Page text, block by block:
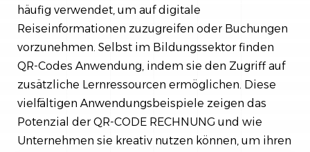
häufig verwendet, um auf digitale
Reiseinformationen zuzugreifen oder Buchungen
vorzunehmen. Selbst im Bildungssektor finden
QR-Codes Anwendung, indem sie den Zugriff auf
zusätzliche Lernressourcen ermöglichen. Diese
vielfältigen Anwendungsbeispiele zeigen das
Potenzial der QR-CODE RECHNUNG und wie
Unternehmen sie kreativ nutzen können, um ihren